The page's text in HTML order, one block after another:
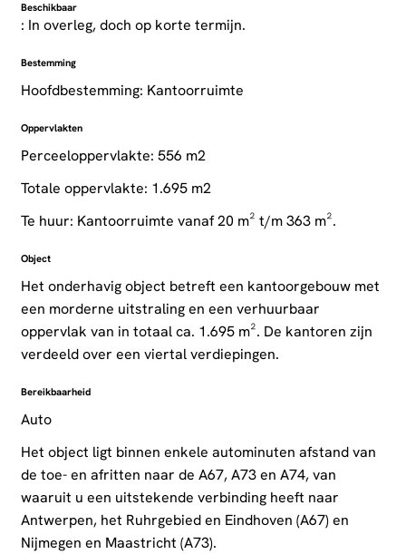
Beschikbaar
: In overleg, doch op korte termijn.
Bestemming
Hoofdbestemming: Kantoorruimte
Oppervlakten
Perceeloppervlakte: 556 m2
Totale oppervlakte: 1.695 m2
Te huur: Kantoorruimte vanaf 20 m² t/m 363 m².
Object
Het onderhavig object betreft een kantoorgebouw met
een morderne uitstraling en een verhuurbaar
oppervlak van in totaal ca. 1.695 m². De kantoren zijn
verdeeld over een viertal verdiepingen.
Bereikbaarheid
Auto
Het object ligt binnen enkele autominuten afstand van
de toe- en afritten naar de A67, A73 en A74, van
waaruit u een uitstekende verbinding heeft naar
Antwerpen, het Ruhrgebied en Eindhoven (A67) en
Nijmegen en Maastricht (A73).